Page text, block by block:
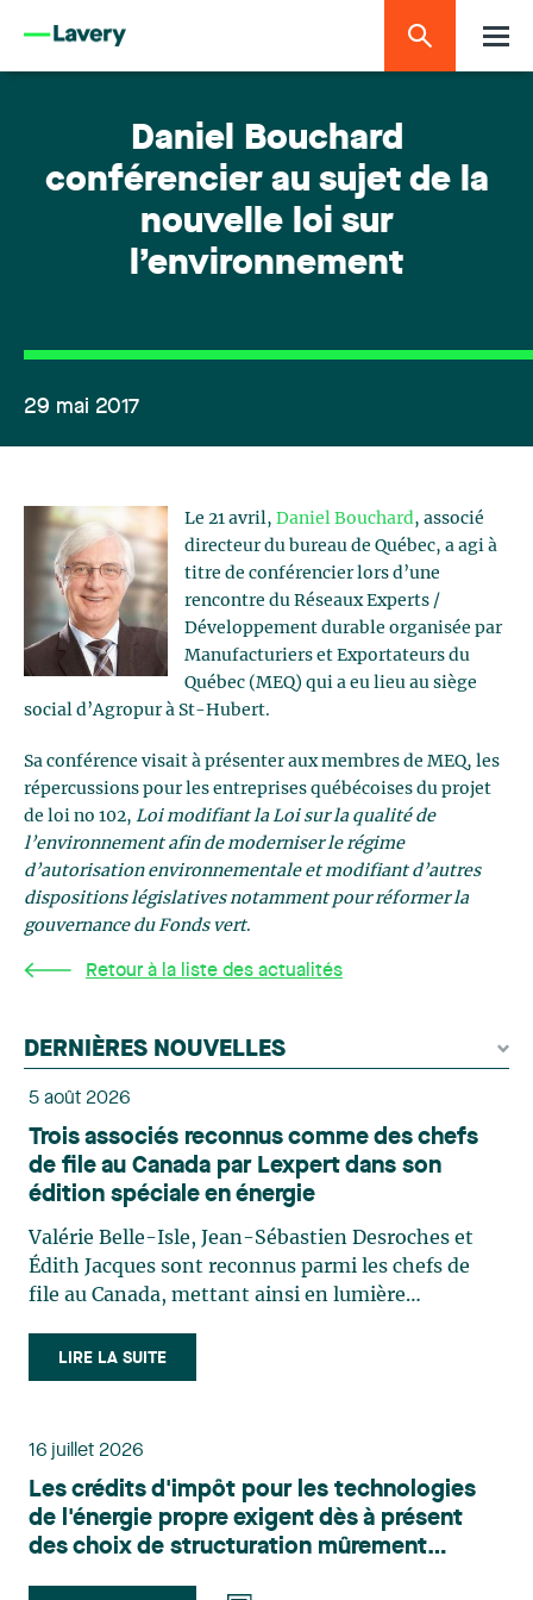
Daniel Bouchard
conférencier au sujet de la
nouvelle loi sur
l’environnement
29 mai 2017
Le 21 avril, Daniel Bouchard, associé
directeur du bureau de Québec, a agi à
titre de conférencier lors d’une
rencontre du Réseaux Experts /
Développement durable organisée par
Manufacturiers et Exportateurs du
Québec (MEQ) qui a eu lieu au siège
social d’Agropur à St-Hubert.
Sa conférence visait à présenter aux membres de MEQ, les
répercussions pour les entreprises québécoises du projet
de loi no 102, Loi modifiant la Loi sur la qualité de
l’environnement afin de moderniser le régime
d’autorisation environnementale et modifiant d’autres
dispositions législatives notamment pour réformer la
gouvernance du Fonds vert.
Retour à la liste des actualités
DERNIÈRES NOUVELLES
5 août 2026
Trois associés reconnus comme des chefs
de file au Canada par Lexpert dans son
édition spéciale en énergie
Valérie Belle-Isle, Jean-Sébastien Desroches et
Édith Jacques sont reconnus parmi les chefs de
file au Canada, mettant ainsi en lumière
le domaine du droit des technologies. Valérie
Belle-Isle est associée au sein du groupe de droit
principalement sur le droit de l’environnement,
du territoire. Elle conseille et représente une
clientèle publique et privée dans le cadre d’enjeux
touchant notamment les obligations
LIRE LA SUITE
16 juillet 2026
Les crédits d'impôt pour les technologies
de l'énergie propre exigent dès à présent
des choix de structuration mûrement